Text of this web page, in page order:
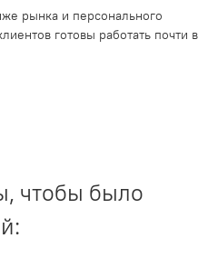
рынка и персонального
готовы работать почти в
чтобы было